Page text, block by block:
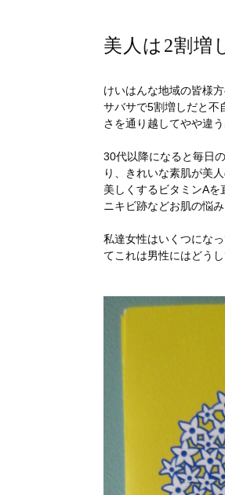
美人は2割増
けいはんな地域の皆様
サバサで5割増しだと不
さを通り越してやや違
30代以降になると毎日
り、きれいな素肌が美
美しくするビタミンA
ニキビ跡などお肌の悩
私達女性はいくつにな
てこれは男性にはどう